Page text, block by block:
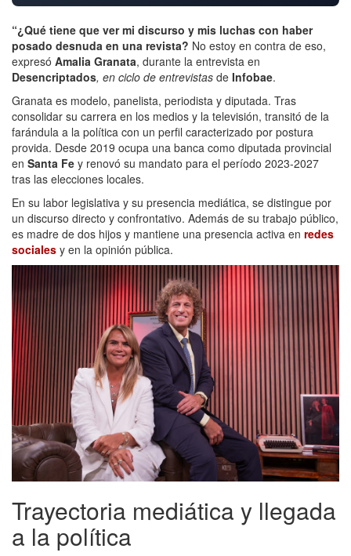
“¿Qué tiene que ver mi discurso y mis luchas con haber
posado desnuda en una revista? No estoy en contra de eso,
expresó Amalia Granata, durante la entrevista en
Desencriptados, en ciclo de entrevistas de Infobae.
Granata es modelo, panelista, periodista y diputada. Tras
consolidar su carrera en los medios y la televisión, transitó de la
farándula a la política con un perfil caracterizado por postura
provida. Desde 2019 ocupa una banca como diputada provincial
en Santa Fe y renovó su mandato para el período 2023-2027
tras las elecciones locales.
En su labor legislativa y su presencia mediática, se distingue por
un discurso directo y confrontativo. Además de su trabajo público,
es madre de dos hijos y mantiene una presencia activa en redes
sociales y en la opinión pública.
Trayectoria mediática y llegada
a la política